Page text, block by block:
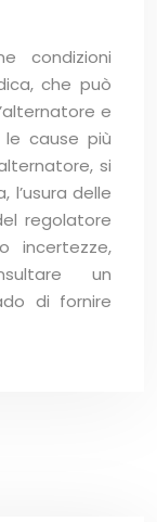
condizioni
che può
e
le cause più
si
l’usura delle
regolatore
incertezze,
un
di fornire